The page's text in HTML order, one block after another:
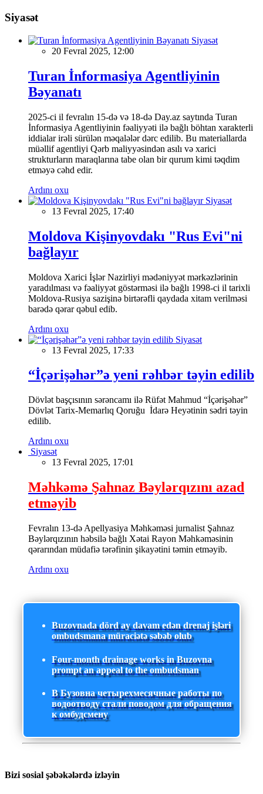
Siyasət
Siyasət
20 Fevral 2025, 12:00
Turan İnformasiya Agentliyinin
Bəyanatı
2025-ci il fevralın 15-də və 18-də Day.az saytında Turan
İnformasiya Agentliyinin fəaliyyəti ilə bağlı böhtan xarakterli
iddialar irəli sürülən məqalələr dərc edilib. Bu materiallarda
müəllif agentliyi Qərb maliyyəsindən asılı və xarici
strukturların maraqlarına tabe olan bir qurum kimi təqdim
etməyə cəhd edir.
Ardını oxu
Siyasət
13 Fevral 2025, 17:40
Moldova Kişinyovdakı "Rus Evi"ni
bağlayır
Moldova Xarici İşlər Nazirliyi mədəniyyət mərkəzlərinin
yaradılması və fəaliyyət göstərməsi ilə bağlı 1998-ci il tarixli
Moldova-Rusiya sazişinə birtərəfli qaydada xitam verilməsi
barədə qərar qəbul edib.
Ardını oxu
Siyasət
13 Fevral 2025, 17:33
“İçərişəhər”ə yeni rəhbər təyin edilib
Dövlət başçısının sərəncamı ilə Rüfət Mahmud “İçərişəhər”
Dövlət Tarix-Memarlıq Qoruğu İdarə Heyətinin sədri təyin
edilib.
Ardını oxu
Siyasət
13 Fevral 2025, 17:01
Məhkəmə Şahnaz Bəylərqızını azad
etməyib
Fevralın 13-də Apellyasiya Məhkəməsi jurnalist Şahnaz
Bəylərqızının həbsilə bağlı Xətai Rayon Məhkəməsinin
qərarından müdafiə tərəfinin şikayətini təmin etməyib.
Ardını oxu
Buzovnada dörd ay davam edən drenaj işləri
ombudsmana müraciətə səbəb olub
Four-month drainage works in Buzovna
prompt an appeal to the ombudsman
В Бузовна четырехмесячные работы по
водоотводу стали поводом для обращения
к омбудсмену
Bizi sosial şəbəkələrdə izləyin